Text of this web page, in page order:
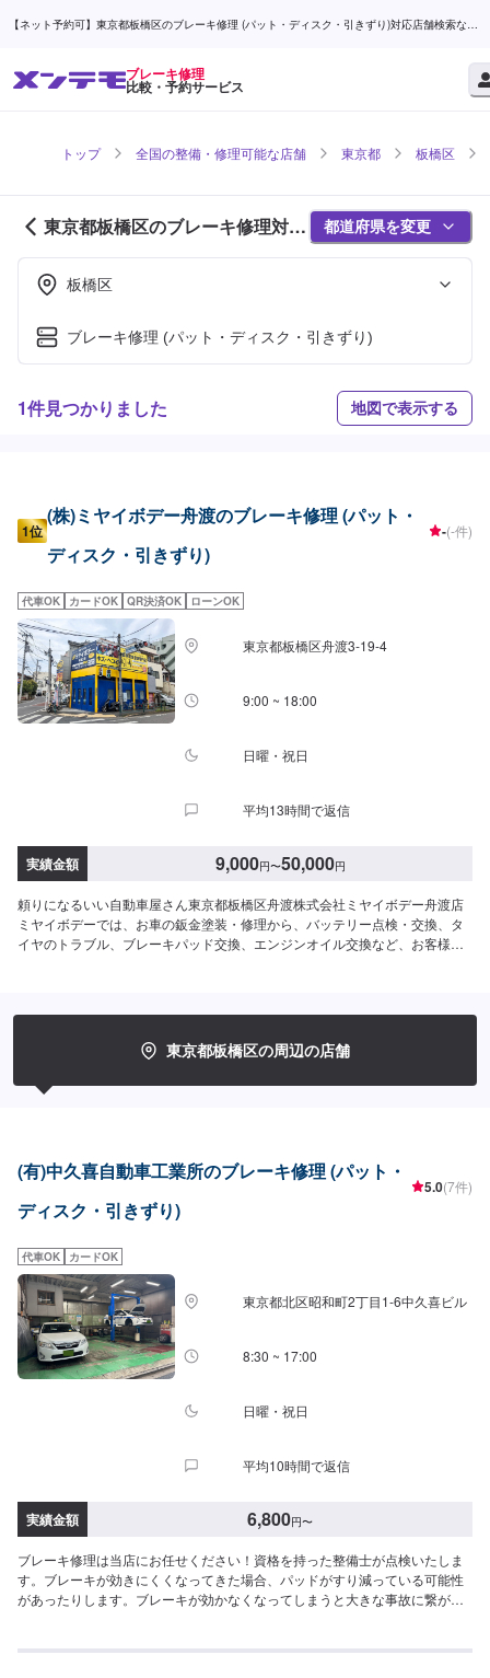
【ネット予約可】東京都板橋区のブレーキ修理 (パット・ディスク・引きずり)対応店舗検索なら
ブレーキ修理
比較・予約サービス
トップ 全国の整備・修理可能な店舗 東京都 板橋区
東京都板橋区のブレーキ修理対応
店舗紹介 (1ページ目)
都道府県を変更
板橋区
ブレーキ修理 (パット・ディスク・引きずり)
1件見つかりました 地図で表示する
1位
(株)ミヤイボデー舟渡のブレーキ修理 (パット・
ディスク・引きずり)
-(-件)
代車OK カードOK QR決済OK ローンOK
東京都板橋区舟渡3-19-4
9:00 ~ 18:00
日曜・祝日
平均13時間で返信
実績金額 9,000円〜50,000円
頼りになるいい自動車屋さん東京都板橋区舟渡株式会社ミヤイボデー舟渡店
ミヤイボデーでは、お車の鈑金塗装・修理から、バッテリー点検・交換、タ
イヤのトラブル、ブレーキパッド交換、エンジンオイル交換など、お客様の
耗は使用状況や管理状態によってさまざまです。音が気になるといった時に
は、お気軽にご相談ください。<パーツ持ち込みについて>部品の持ち込み可
部品詳細と車種情報をお送りください。<代車について>作業中は代車の貸し
日曜・祝日
東京都板橋区の周辺の店舗
(有)中久喜自動車工業所のブレーキ修理 (パット・
ディスク・引きずり)
5.0(7件)
代車OK カードOK
東京都北区昭和町2丁目1-6中久喜ビル
8:30 ~ 17:00
日曜・祝日
平均10時間で返信
実績金額 6,800円〜
ブレーキ修理は当店にお任せください！資格を持った整備士が点検いたしま
す。ブレーキが効きにくくなってきた場合、パッドがすり減っている可能性
があったりします。ブレーキが効かなくなってしまうと大きな事故に繋がっ
11,300円~